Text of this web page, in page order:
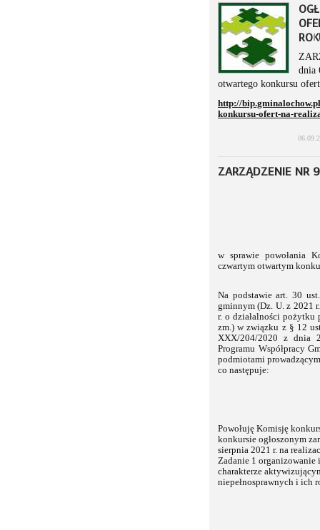
dnia
otwartego konkursu
http://
konkursu-ofert-na-
ZARZĄDZENIE NR
w sprawie powołania
czwartym otwartym
Na podstawie art. 30
gminnym (Dz. U. z 2021
r. o działalności
zm.) w związku z § 12
XXX/204/2020 z dnia
Programu Współpracy
podmiotami
co następuje:
Powołuję Komisję
konkursie ogłoszonym
sierpnia 2021 r. na
Zadanie 1 organizowanie
charakterze
niepełnosprawnych i ich